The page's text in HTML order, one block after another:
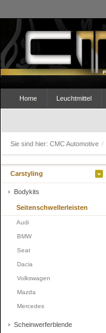
Home Leuchtmittel
Sie sind hier: CMC Automotive /
Carstyling
Bodykits
Seitenschwellerleisten
Audi
BMW
Seat
Dacia
Volkswagen
Mazda
Mercedes
Scheinwerferblende